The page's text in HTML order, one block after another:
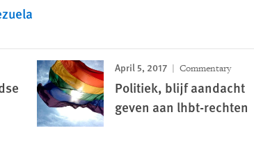
April 5, 2017 Commentary
Politiek, blijf aandacht
geven aan lhbt-rechten